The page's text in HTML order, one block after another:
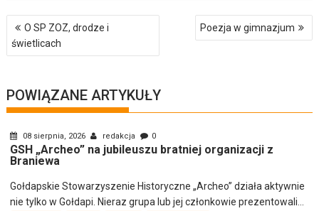
Nawigacja
wpisu
O SP ZOZ, drodze i
świetlicach
Poezja w gimnazjum
POWIĄZANE ARTYKUŁY
08 sierpnia, 2026 redakcja 0
GSH „Archeo” na jubileuszu bratniej organizacji z
Braniewa
Gołdapskie Stowarzyszenie Historyczne „Archeo” działa aktywnie
nie tylko w Gołdapi. Nieraz grupa lub jej członkowie prezentowali...